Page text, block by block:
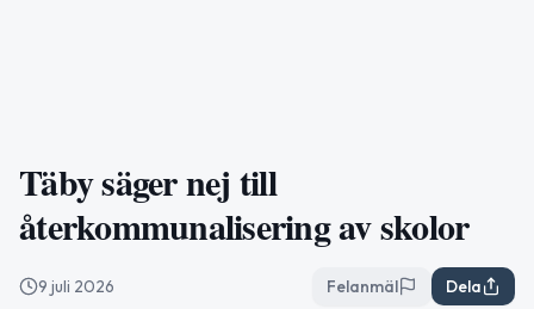
Täby säger nej till
återkommunalisering av skolor
9 juli 2026 Felanmäl Dela